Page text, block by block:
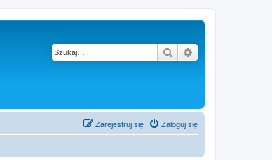
Szukaj
Zaloguj się
Zarejestruj się